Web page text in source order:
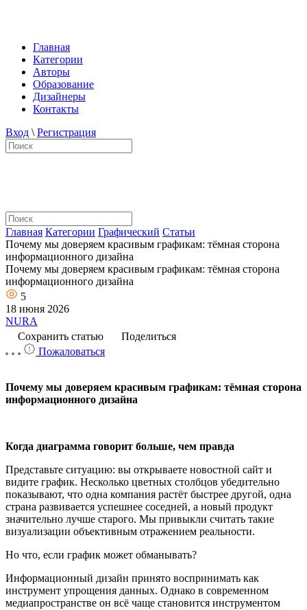
Главная
Категории
Авторы
Образование
Дизайнеры
Контакты
Вход \ Регистрация
Главная Категории Графический Статьи
Почему мы доверяем красивым графикам: тёмная сторона
информационного дизайна
Почему мы доверяем красивым графикам: тёмная сторона
информационного дизайна
5
18 июня 2026
NURA
Сохранить статью
Поделиться
Пожаловаться
Почему мы доверяем красивым графикам: тёмная сторона
информационного дизайна
Когда диаграмма говорит больше, чем правда
Представьте ситуацию: вы открываете новостной сайт и
видите график. Несколько цветных столбцов убедительно
показывают, что одна компания растёт быстрее другой, одна
страна развивается успешнее соседней, а новый продукт
значительно лучше старого. Мы привыкли считать такие
визуализации объективным отражением реальности.
Но что, если график может обманывать?
Информационный дизайн принято воспринимать как
инструмент упрощения данных. Однако в современном
медиапространстве он всё чаще становится инструментом